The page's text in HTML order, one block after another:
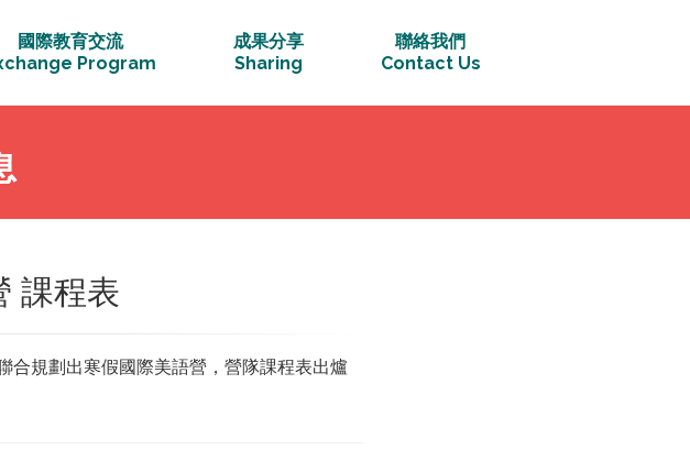
國際教育交流
Program
成果分享
Sharing
聯絡我們
Contact Us
課程表
合規劃出寒假國際美語營，營隊課程表出爐